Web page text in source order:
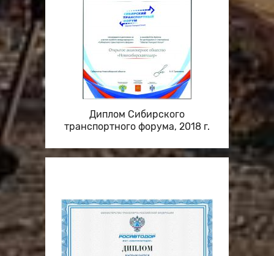
Диплом Сибирского
транспортного форума, 2018 г.